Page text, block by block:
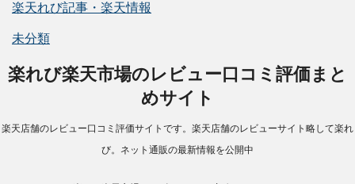
楽天れび記事・楽天情報
未分類
楽れび楽天市場のレビュー口コミ評価まと
めサイト
楽天店舗のレビュー口コミ評価サイトです。楽天店舗のレビューサイト略して楽れ
び。ネット通販の最新情報を公開中